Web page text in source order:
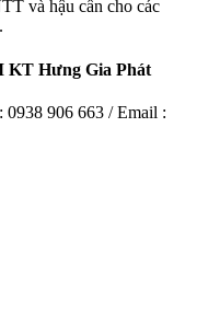
và hậu cần cho các
KT Hưng Gia Phát
906 663 / Email :